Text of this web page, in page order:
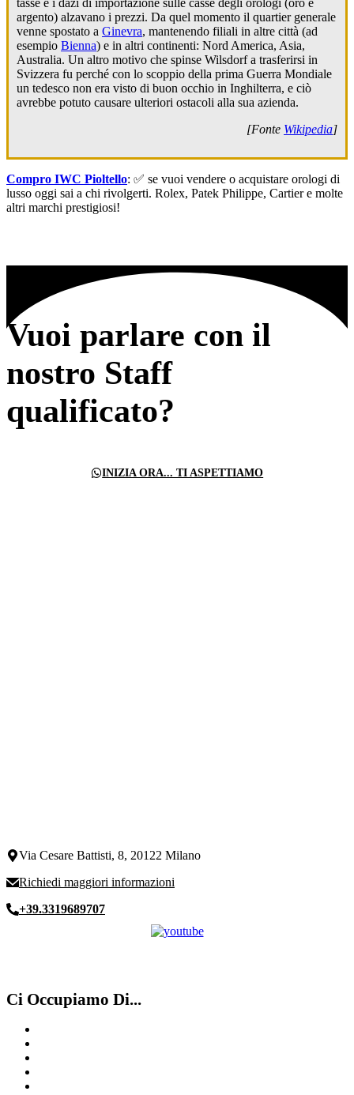
tasse e i dazi di importazione sulle casse degli orologi (oro e
argento) alzavano i prezzi. Da quel momento il quartier generale
venne spostato a Ginevra, mantenendo filiali in altre città (ad
esempio Bienna) e in altri continenti: Nord America, Asia,
Australia. Un altro motivo che spinse Wilsdorf a trasferirsi in
Svizzera fu perché con lo scoppio della prima Guerra Mondiale
un tedesco non era visto di buon occhio in Inghilterra, e ciò
avrebbe potuto causare ulteriori ostacoli alla sua azienda.
[Fonte Wikipedia]
Compro IWC Pioltello: ✅ se vuoi vendere o acquistare orologi di
lusso oggi sai a chi rivolgerti. Rolex, Patek Philippe, Cartier e molte
altri marchi prestigiosi!
Vuoi parlare con il
nostro Staff
qualificato?
INIZIA ORA... TI ASPETTIAMO
Via Cesare Battisti, 8, 20122 Milano
Richiedi maggiori informazioni
+39.3319689707
Ci Occupiamo Di...